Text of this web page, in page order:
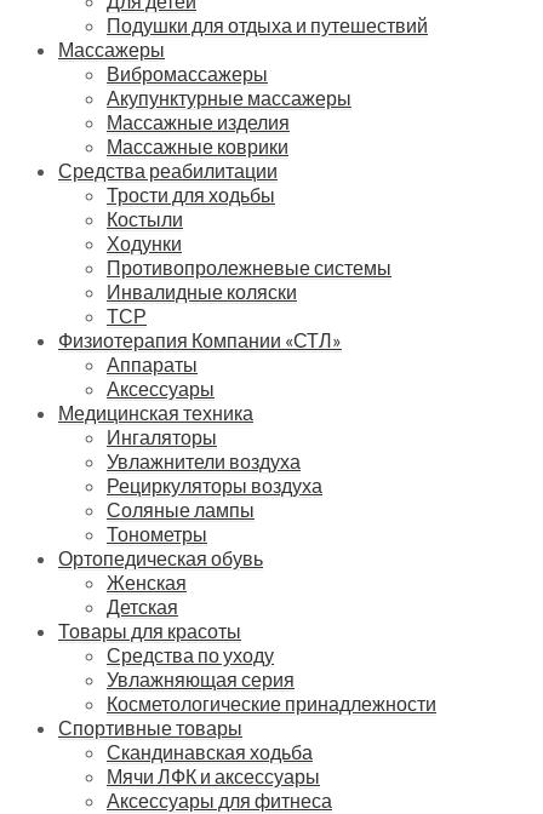
Подушки для отдыха и путешествий
Массажеры
Вибромассажеры
Акупунктурные массажеры
Массажные изделия
Массажные коврики
Средства реабилитации
Трости для ходьбы
Костыли
Ходунки
Противопролежневые системы
Инвалидные коляски
ТСР
Физиотерапия Компании «СТЛ»
Аппараты
Аксессуары
Медицинская техника
Ингаляторы
Увлажнители воздуха
Рециркуляторы воздуха
Соляные лампы
Тонометры
Ортопедическая обувь
Женская
Детская
Товары для красоты
Средства по уходу
Увлажняющая серия
Косметологические принадлежности
Спортивные товары
Скандинавская ходьба
Мячи ЛФК и аксессуары
Аксессуары для фитнеса